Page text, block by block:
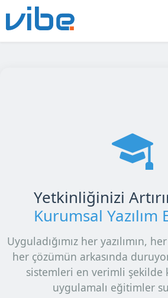
Yetkinliğinizi
Kurumsal
Uyguladığımız her yazılımın,
her çözümün arkasında
sistemleri en verimli şekilde
uygulamalı eğitimler